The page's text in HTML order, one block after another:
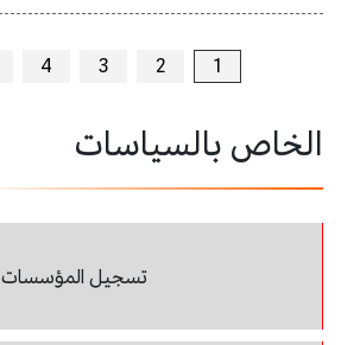
4 3 2 1
الخاص بالسياسات
تسجيل المؤسسات